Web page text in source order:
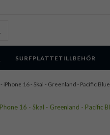
SURFPLATTETILLBEHÖR
- iPhone 16 - Skal - Greenland - Pacific Blue